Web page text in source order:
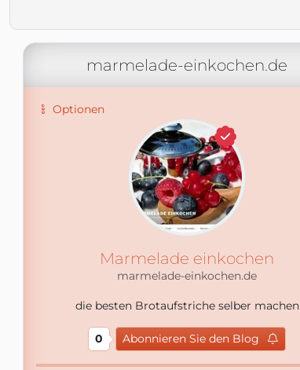
marmelade-einkochen.de
Optionen
Marmelade einkochen
marmelade-einkochen.de
die besten Brotaufstriche selber machen
0 Abonnieren Sie den Blog